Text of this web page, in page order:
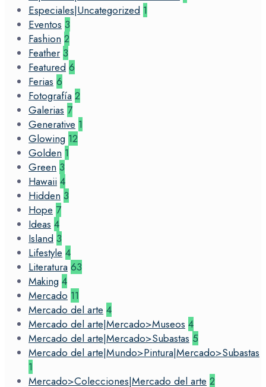
Especiales|Uncategorized 1
Eventos 3
Fashion 2
Feather 3
Featured 6
Ferias 6
Fotografía 2
Galerias 7
Generative 1
Glowing 12
Golden 1
Green 3
Hawaii 4
Hidden 3
Hope 7
Ideas 4
Island 3
Lifestyle 4
Literatura 63
Making 4
Mercado 11
Mercado del arte 4
Mercado del arte|Mercado>Museos 4
Mercado del arte|Mercado>Subastas 5
Mercado del arte|Mundo>Pintura|Mercado>Subastas
1
Mercado>Colecciones|Mercado del arte 2